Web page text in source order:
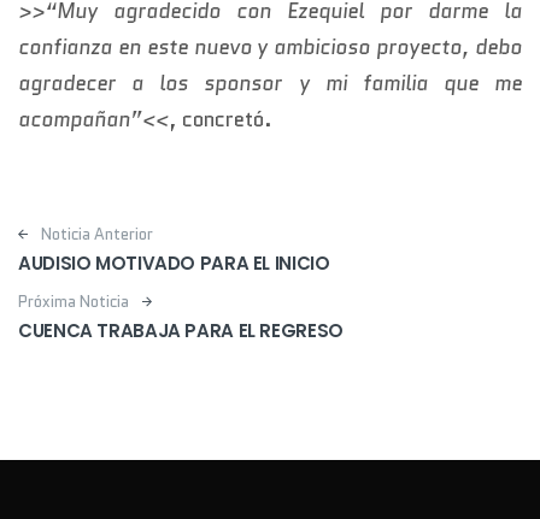
>>“Muy agradecido con Ezequiel por darme la
confianza en este nuevo y ambicioso proyecto, debo
agradecer a los sponsor y mi familia que me
acompañan”<<, concretó.
Post navigation
Noticia Anterior
AUDISIO MOTIVADO PARA EL INICIO
Próxima Noticia
CUENCA TRABAJA PARA EL REGRESO